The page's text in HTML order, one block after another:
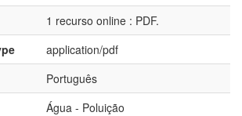
1 recurso online : PDF.
application/pdf
Português
Água - Poluição